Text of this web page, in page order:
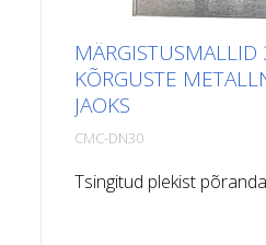
KÕRGUSTE
JAOKS
CMC-DN30
Tsingitud plekist